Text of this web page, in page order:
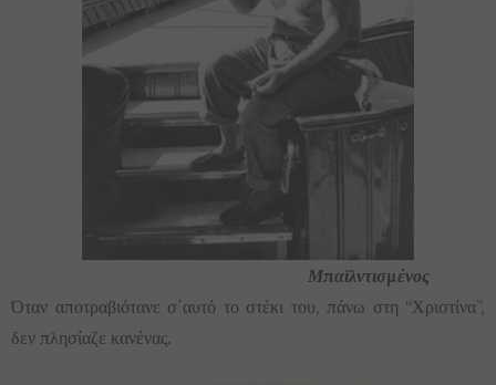
Μπαϊλντισμένος
Όταν αποτραβιότανε σ΄αυτό το στέκι του, πάνω στη “Χριστίνα”,
δεν πλησίαζε κανένας.